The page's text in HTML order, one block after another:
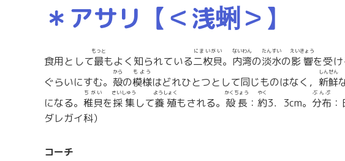
＊アサリ【＜浅蜊＞】
食用として最
もっと
もよく知られている二枚貝
にまいがい
。 内湾
ないわん
の淡水
たんすい
の影響
えいきょう
を受
ぐらいにすむ。 殻
から
の模様
もよう
はどれひとつとして同じものはなく， 新鮮
しんせん
になる。 稚貝
ちがい
を採集
さいしゅう
して養殖
ようしょく
もされる。 殻長
かくちょう
： 約
やく
3．3cm。 分布
ぶんぷ
ダレガイ科）
コーチ